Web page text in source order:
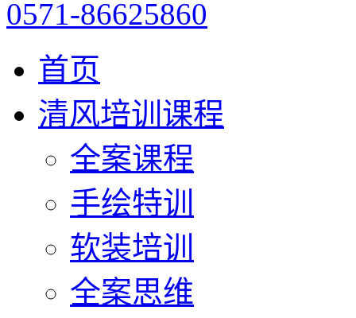
0571-86625860
首页
清风培训课程
全案课程
手绘特训
软装培训
全案思维